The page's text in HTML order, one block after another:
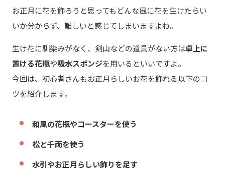
お正月に花を飾ろうと思ってもどんな風に花を生けたらい
いか分からず、難しいと感じてしまいますよね。
生け花に馴染みがなく、剣山などの道具がない方は卓上に
置ける花瓶や吸水スポンジを用いるといいですよ。
今回は、初心者さんもお正月らしいお花を飾れる以下のコ
ツを紹介します。
和風の花瓶やコースターを使う
松と千両を使う
水引やお正月らしい飾りを足す